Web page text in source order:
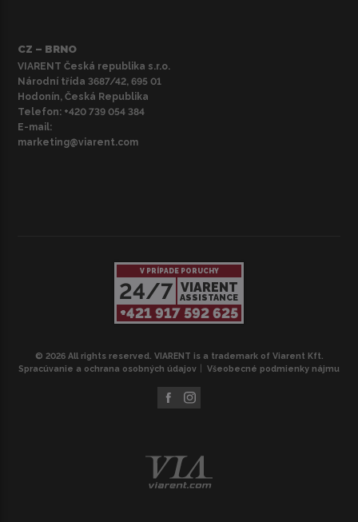
CZ – BRNO
VIARENT Česká republika s.r.o.
Národní třída 3687/42, 695 01
Hodonín, Česká Republika
Telefon: +420 739 054 384
E-mail:
marketing@viarent.com
V PRÍPADE PORUCHY
24/7 VIARENT
ASSISTANCE
+421 917 592 625
© 2026 All rights reserved. VIARENT is a trademark of Viarent Kft.
Spracúvanie a ochrana osobných údajov
Všeobecné podmienky nájmu